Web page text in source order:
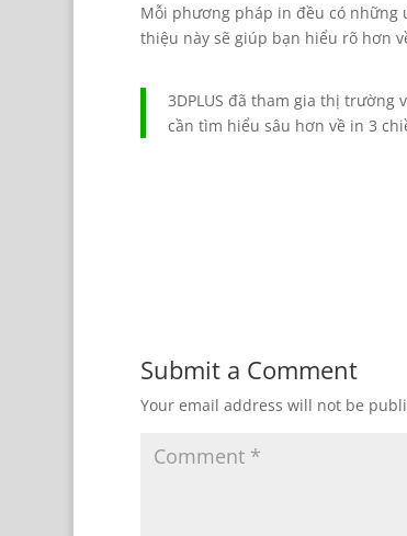
Mỗi phương pháp in đều có những
thiệu này sẽ giúp bạn hiểu rõ hơn
3DPLUS đã tham gia thị trường
cần tìm hiểu sâu hơn về in 3
Submit a Comment
Your email address will not be